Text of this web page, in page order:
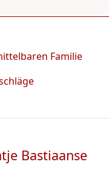
Familie
Bastiaanse